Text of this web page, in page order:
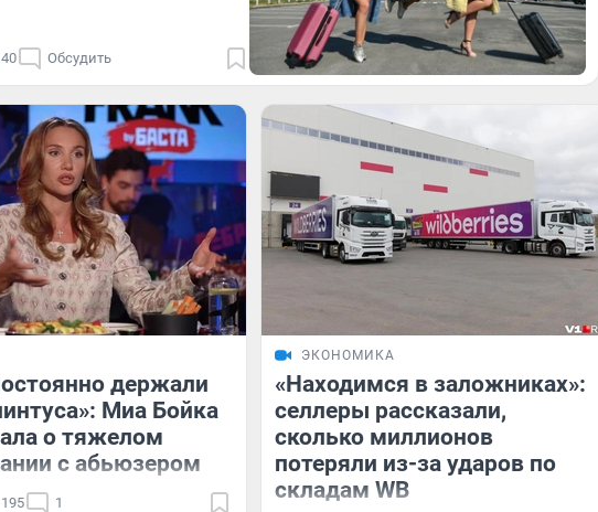
Обсудить
держали
Миа Бойка
о тяжелом
с абьюзером
195 1
ЭКОНОМИКА
«Находимся в заложниках»:
селлеры рассказали,
сколько миллионов
потеряли из-за ударов по
складам WB